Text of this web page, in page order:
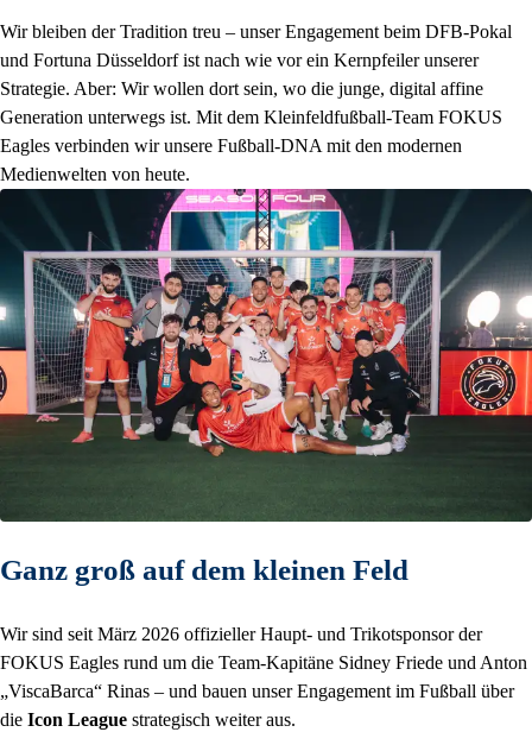
Wir bleiben der Tradition treu – unser Engagement beim DFB-Pokal
und Fortuna Düsseldorf ist nach wie vor ein Kernpfeiler unserer
Strategie. Aber: Wir wollen dort sein, wo die junge, digital affine
Generation unterwegs ist. Mit dem Kleinfeldfußball-Team FOKUS
Eagles verbinden wir unsere Fußball-DNA mit den modernen
Medienwelten von heute.
Ganz groß auf dem kleinen Feld
Wir sind seit März 2026 offizieller Haupt- und Trikotsponsor der
FOKUS Eagles rund um die Team-Kapitäne Sidney Friede und Anton
„ViscaBarca“ Rinas – und bauen unser Engagement im Fußball über
die Icon League strategisch weiter aus.